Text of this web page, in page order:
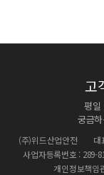
고
평
궁금
(주)위드산업안전 대
사업자등록번호 : 289-
개인정보책임